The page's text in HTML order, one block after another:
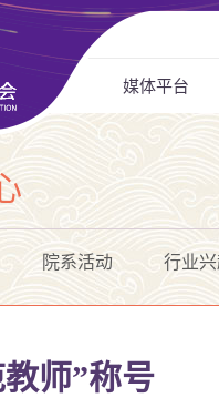
媒体平台
院系活动 行业
师”称号